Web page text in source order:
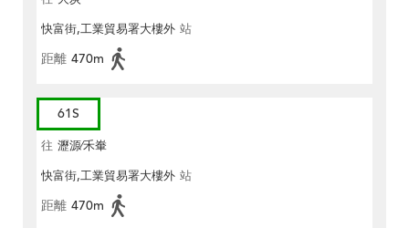
快富街,工業貿易署大樓外 站
距離 470m
61S
往 瀝源∕禾輋
快富街,工業貿易署大樓外 站
距離 470m